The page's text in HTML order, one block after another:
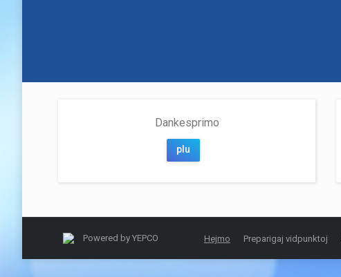
Dankesprimo
plu
Powered by YEPCO Hejmo Preparigaj vidpunktoj